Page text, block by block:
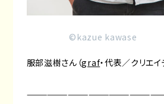
©︎kazue kawase
服部滋樹さん（graf・代表／クリエイ